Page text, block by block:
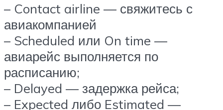
– Contact airline — свяжитесь с
авиакомпанией
– Scheduled или On time —
авиарейс выполняется по
расписанию;
– Delayed — задержка рейса;
– Expected либо Estimated —